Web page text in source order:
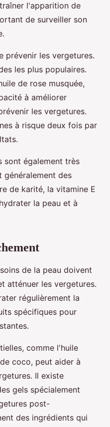
l'apparition de
de surveiller son
prévenir les vergetures.
les plus populaires.
de rose musquée,
à améliorer
les vergetures.
à risque deux fois par
sont également très
généralement des
de karité, la vitamine E
la peau et à
de la peau doivent
atténuer les vergetures.
régulièrement la
spécifiques pour
comme l'huile
coco, peut aider à
Il existe
gels spécialement
post-
des ingrédients qui